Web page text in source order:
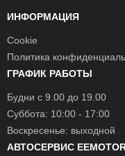
ИНФОРМАЦИЯ
Cookie
Политика
ГРАФИК РАБОТЫ
Будни с 9.00 до 19.00
Суббота: 10:00 - 17:00
Воскресенье: выходной
АВТОСЕРВИС